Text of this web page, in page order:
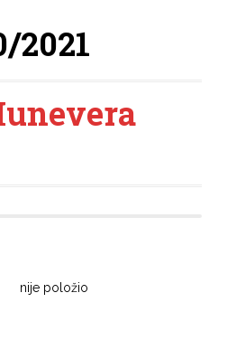
2021
položio